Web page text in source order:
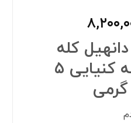
کله
مورچه کنیایی ۵